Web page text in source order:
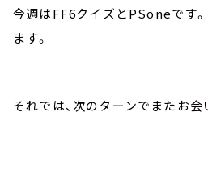
今週はFF6クイズとPSoneです
ます。
それでは、次のターンでまたお会